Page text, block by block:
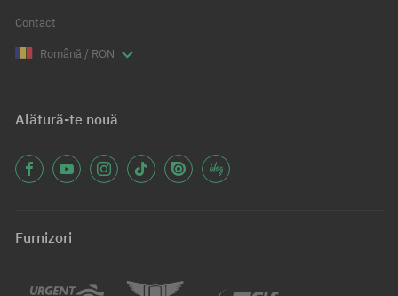
Contact
Română / RON
Alătură-te nouă
Furnizori